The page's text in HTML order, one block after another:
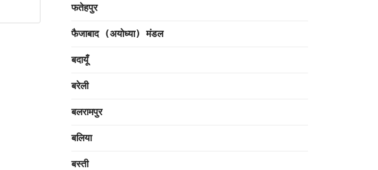
फतेहपुर
फैजाबाद (अयोध्या) मंडल
बदायूँ
बरेली
बलरामपुर
बलिया
बस्ती